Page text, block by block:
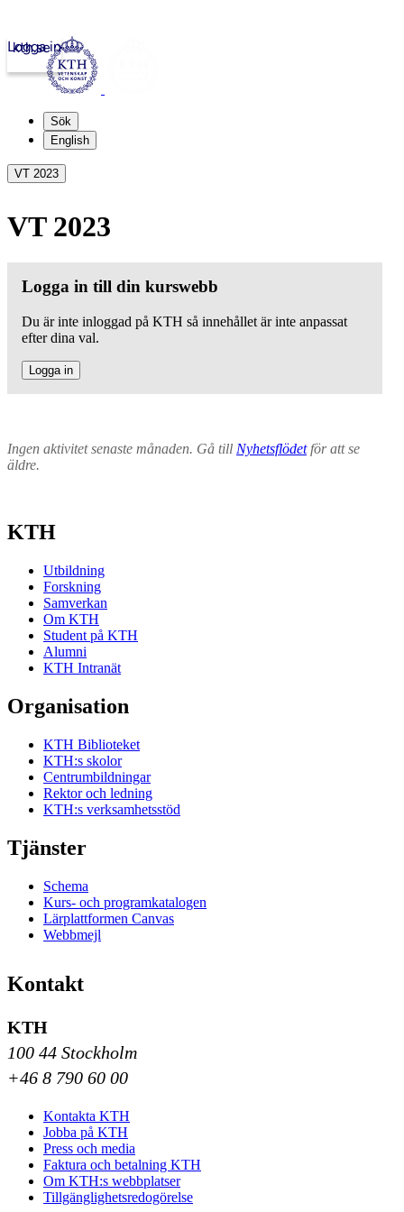
kth.se
Logga in
Sök
English
VT 2023
VT 2023
Logga in till din kurswebb
Du är inte inloggad på KTH så innehållet är inte anpassat
efter dina val.
Logga in
Ingen aktivitet senaste månaden. Gå till Nyhetsflödetför att se
äldre.
KTH
Utbildning
Forskning
Samverkan
Om KTH
Student på KTH
Alumni
KTH Intranät
Organisation
KTH Biblioteket
KTH:s skolor
Centrumbildningar
Rektor och ledning
KTH:s verksamhetsstöd
Tjänster
Schema
Kurs- och programkatalogen
Lärplattformen Canvas
Webbmejl
Kontakt
KTH
100 44 Stockholm
+46 8 790 60 00
Kontakta KTH
Jobba på KTH
Press och media
Faktura och betalning KTH
Om KTH:s webbplatser
Tillgänglighetsredogörelse